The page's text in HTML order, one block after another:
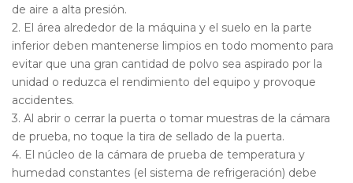
de aire a alta presión.
2. El área alrededor de la máquina y el suelo en la parte
inferior deben mantenerse limpios en todo momento para
evitar que una gran cantidad de polvo sea aspirado por la
unidad o reduzca el rendimiento del equipo y provoque
accidentes.
3. Al abrir o cerrar la puerta o tomar muestras de la cámara
de prueba, no toque la tira de sellado de la puerta.
4. El núcleo de la cámara de prueba de temperatura y
humedad constantes (el sistema de refrigeración) debe